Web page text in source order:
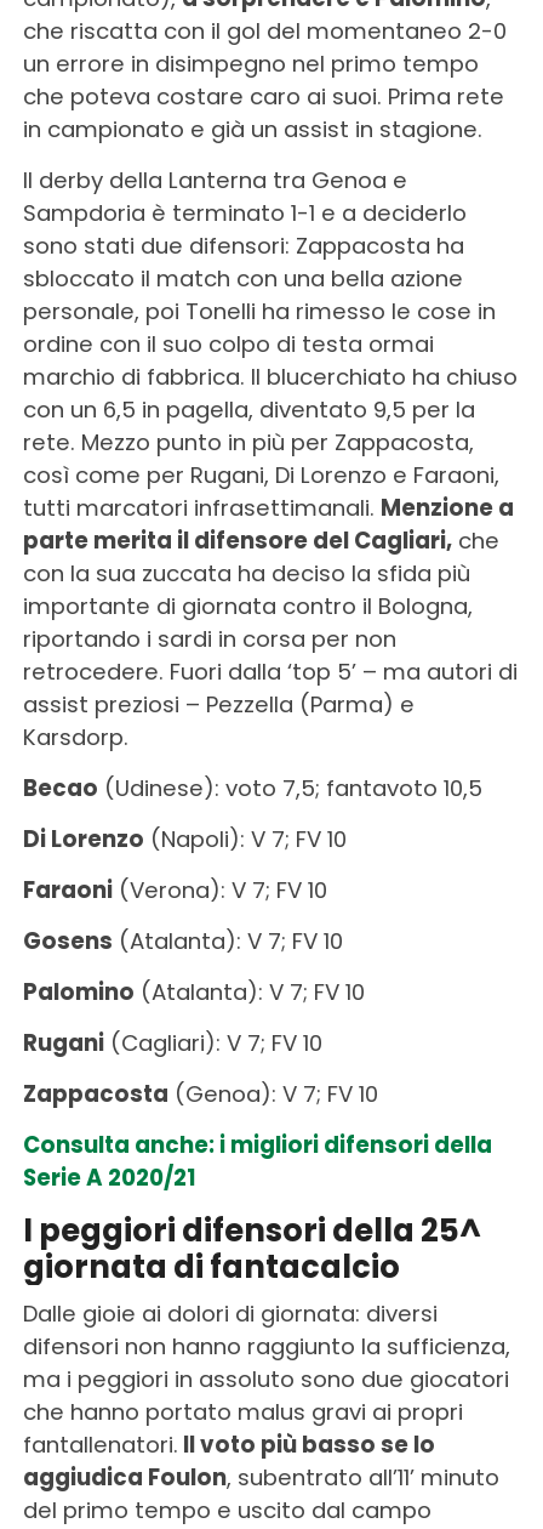
che riscatta con il gol del momentaneo 2-0
un errore in disimpegno nel primo tempo
che poteva costare caro ai suoi. Prima rete
in campionato e già un assist in stagione.
Il derby della Lanterna tra Genoa e
Sampdoria è terminato 1-1 e a deciderlo
sono stati due difensori: Zappacosta ha
sbloccato il match con una bella azione
personale, poi Tonelli ha rimesso le cose in
ordine con il suo colpo di testa ormai
marchio di fabbrica. Il blucerchiato ha chiuso
con un 6,5 in pagella, diventato 9,5 per la
rete. Mezzo punto in più per Zappacosta,
così come per Rugani, Di Lorenzo e Faraoni,
tutti marcatori infrasettimanali. Menzione a
parte merita il difensore del Cagliari,che
con la sua zuccata ha deciso la sfida più
importante di giornata contro il Bologna,
riportando i sardi in corsa per non
retrocedere. Fuori dalla ‘top 5’ – ma autori di
assist preziosi – Pezzella (Parma) e
Karsdorp.
Becao (Udinese): voto 7,5; fantavoto 10,5
Di Lorenzo (Napoli): V 7; FV 10
Faraoni(Verona): V 7; FV 10
Gosens (Atalanta): V 7; FV 10
Palomino (Atalanta): V 7; FV 10
Rugani(Cagliari): V 7; FV 10
Zappacosta (Genoa): V 7; FV 10
Consulta anche: i migliori difensori della
Serie A 2020/21
I peggiori difensori della 25^
giornata di fantacalcio
Dalle gioie ai dolori di giornata: diversi
difensori non hanno raggiunto la sufficienza,
ma i peggiori in assoluto sono due giocatori
che hanno portato malus gravi ai propri
fantallenatori. Il voto più basso se lo
aggiudica Foulon, subentrato all’11’ minuto
del primo tempo e uscito dal campo